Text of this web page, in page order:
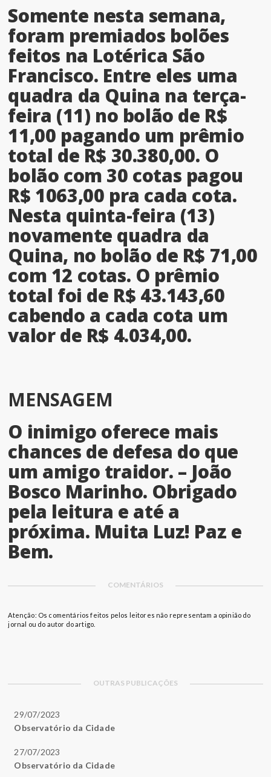
Somente nesta semana,
foram premiados bolões
feitos na Lotérica São
Francisco. Entre eles uma
quadra da Quina na terça-
feira (11) no bolão de R$
11,00 pagando um prêmio
total de R$ 30.380,00. O
bolão com 30 cotas pagou
R$ 1063,00 pra cada cota.
Nesta quinta-feira (13)
novamente quadra da
Quina, no bolão de R$ 71,00
com 12 cotas. O prêmio
total foi de R$ 43.143,60
cabendo a cada cota um
valor de R$ 4.034,00.
MENSAGEM
O inimigo oferece mais
chances de defesa do que
um amigo traidor. – João
Bosco Marinho. Obrigado
pela leitura e até a
próxima. Muita Luz! Paz e
Bem.
COMENTÁRIOS
Atenção: Os comentários feitos pelos leitores não representam a opinião do
jornal ou do autor do artigo.
OUTRAS PUBLICAÇÕES
29/07/2023
Observatório da Cidade
27/07/2023
Observatório da Cidade